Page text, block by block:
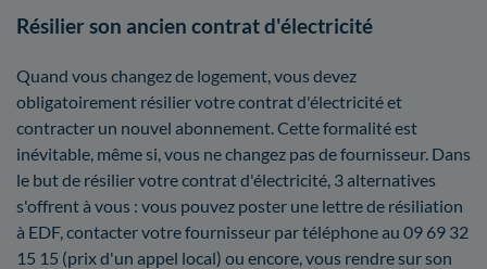
Résilier son ancien contrat d'électricité
Quand vous changez de logement, vous devez
obligatoirement résilier votre contrat d'électricité et
contracter un nouvel abonnement. Cette formalité est
inévitable, même si, vous ne changez pas de fournisseur. Dans
le but de résilier votre contrat d'électricité, 3 alternatives
s'offrent à vous : vous pouvez poster une lettre de résiliation
à EDF, contacter votre fournisseur par téléphone au 09 69 32
15 15 (prix d'un appel local) ou encore, vous rendre sur son